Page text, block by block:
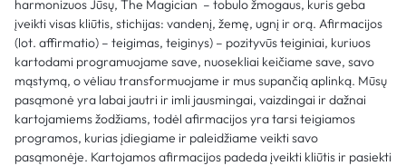
harmonizuos Jūsų, The Magician – tobulo žmogaus, kuris geba
įveikti visas kliūtis, stichijas: vandenį, žemę, ugnį ir orą. Afirmacijos
(lot. affirmatio) – teigimas, teiginys) – pozityvūs teiginiai, kuriuos
kartodami programuojame save, nuosekliai keičiame save, savo
mąstymą, o vėliau transformuojame ir mus supančią aplinką. Mūsų
pasąmonė yra labai jautri ir imli jausmingai, vaizdingai ir dažnai
kartojamiems žodžiams, todėl afirmacijos yra tarsi teigiamos
programos, kurias įdiegiame ir paleidžiame veikti savo
pasąmonėje. Kartojamos afirmacijos padeda įveikti kliūtis ir pasiekti